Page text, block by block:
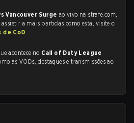
Vancouver Surge ao vivo na strafe.com,
a mais partidas como esta, visite o
de CoD .
acontece no Call of Duty League
as VODs, destaques e transmissões ao